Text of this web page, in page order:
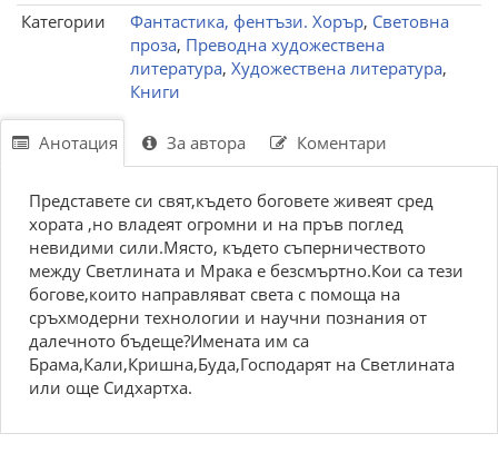
Категории
Фантастика, фентъзи. Хорър, Световна
проза, Преводна художествена
литература, Художествена литература,
Книги
Анотация За автора Коментари
Представете си свят,където боговете живеят сред
хората ,но владеят огромни и на пръв поглед
невидими сили.Място, където съперничеството
между Светлината и Мрака е безсмъртно.Кои са тези
богове,които направляват света с помоща на
сръхмодерни технологии и научни познания от
далечното бъдеще?Имената им са
Брама,Кали,Кришна,Буда,Господарят на Светлината
или още Сидхартха.